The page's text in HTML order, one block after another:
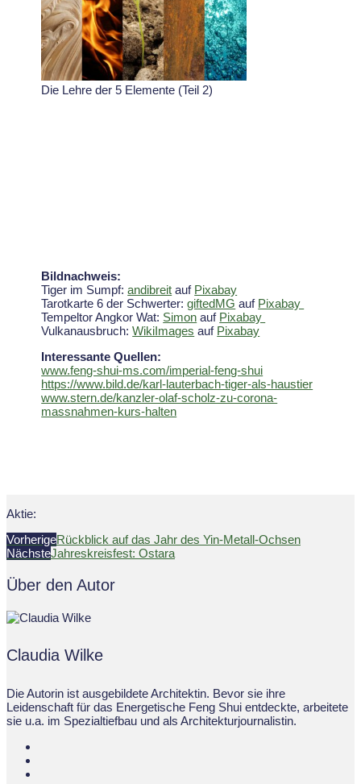
Die Lehre der 5 Elemente (Teil 2)
Bildnachweis:
Tiger im Sumpf:andibreit auf Pixabay
Tarotkarte 6 der Schwerter:giftedMG auf Pixabay
Tempeltor Angkor Wat: Simon auf Pixabay
Vulkanausbruch:WikiImages auf Pixabay
Interessante Quellen:
www.feng-shui-ms.com/imperial-feng-shui
https://www.bild.de/karl-lauterbach-tiger-als-haustier
www.stern.de/kanzler-olaf-scholz-zu-corona-
massnahmen-kurs-halten
Aktie:
VorherigeRückblick auf das Jahr des Yin-Metall-Ochsen
NächsteJahreskreisfest: Ostara
Über den Autor
Claudia Wilke
Die Autorin ist ausgebildete Architektin. Bevor sie ihre
Leidenschaft für das Energetische Feng Shui entdeckte, arbeitete
sie u.a. im Spezialtiefbau und als Architekturjournalistin.